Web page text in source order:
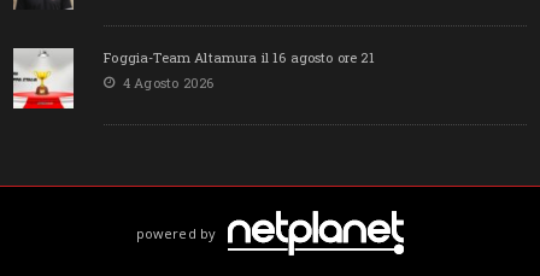
Foggia-Team Altamura il 16 agosto ore 21
4 Agosto 2026
powered by